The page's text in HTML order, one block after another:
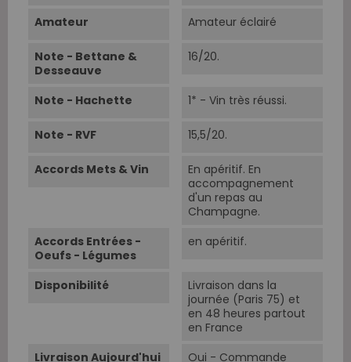
Amateur Amateur éclairé
Note - Bettane &
Desseauve
16/20.
Note - Hachette 1* - Vin très réussi.
Note - RVF 15,5/20.
Accords Mets & Vin
En apéritif. En
accompagnement
d'un repas au
Champagne.
Accords Entrées -
Oeufs - Légumes
en apéritif.
Disponibilité
Livraison dans la
journée (Paris 75) et
en 48 heures partout
en France
Livraison Aujourd'hui
Oui - Commande